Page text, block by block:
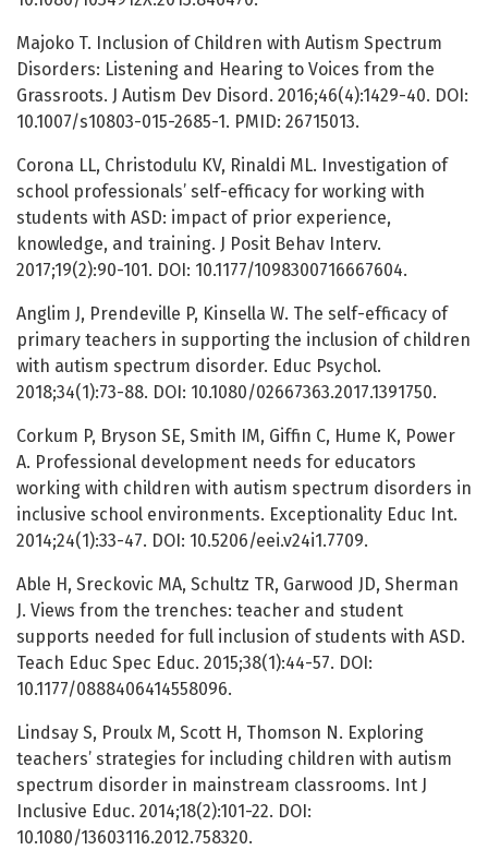
Majoko T. Inclusion of Children with Autism Spectrum
Disorders: Listening and Hearing to Voices from the
Grassroots. J Autism Dev Disord. 2016;46(4):1429-40. DOI:
10.1007/s10803-015-2685-1. PMID: 26715013.
Corona LL, Christodulu KV, Rinaldi ML. Investigation of
school professionals’ self-efficacy for working with
students with ASD: impact of prior experience,
knowledge, and training. J Posit Behav Interv.
2017;19(2):90-101. DOI: 10.1177/1098300716667604.
Anglim J, Prendeville P, Kinsella W. The self-efficacy of
primary teachers in supporting the inclusion of children
with autism spectrum disorder. Educ Psychol.
2018;34(1):73-88. DOI: 10.1080/02667363.2017.1391750.
Corkum P, Bryson SE, Smith IM, Giffin C, Hume K, Power
A. Professional development needs for educators
working with children with autism spectrum disorders in
inclusive school environments. Exceptionality Educ Int.
2014;24(1):33-47. DOI: 10.5206/eei.v24i1.7709.
Able H, Sreckovic MA, Schultz TR, Garwood JD, Sherman
J. Views from the trenches: teacher and student
supports needed for full inclusion of students with ASD.
Teach Educ Spec Educ. 2015;38(1):44-57. DOI:
10.1177/0888406414558096.
Lindsay S, Proulx M, Scott H, Thomson N. Exploring
teachers’ strategies for including children with autism
spectrum disorder in mainstream classrooms. Int J
Inclusive Educ. 2014;18(2):101-22. DOI:
10.1080/13603116.2012.758320.